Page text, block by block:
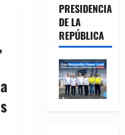
PRESIDENCIA
DE LA
REPÚBLICA